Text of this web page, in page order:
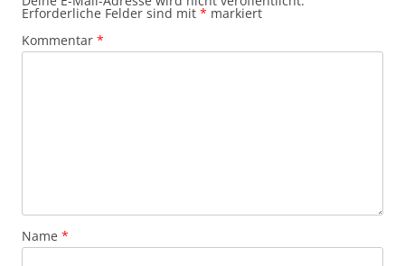
Erforderliche Felder sind mit * markiert
Kommentar *
Name *